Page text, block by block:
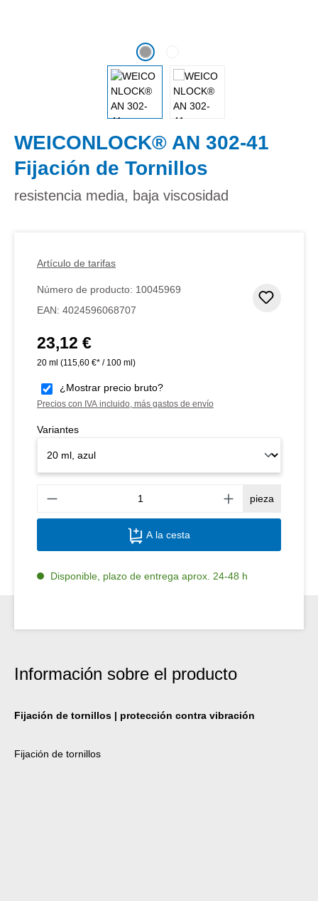
WEICONLOCK® AN 302-41
Fijación de Tornillos
resistencia media, baja viscosidad
Artículo de tarifas
Número de producto: 10045969
EAN: 4024596068707
Precio normal:
23,12 €
20 ml (115,60 €* / 100 ml)
¿Mostrar precio bruto?
Precios con IVA incluido, más gastos de envío
Variantes
pieza
A la cesta
Disponible, plazo de entrega aprox. 24-48 h
Información sobre el producto
Fijación de tornillos | protección contra vibración
Fijación de tornillos